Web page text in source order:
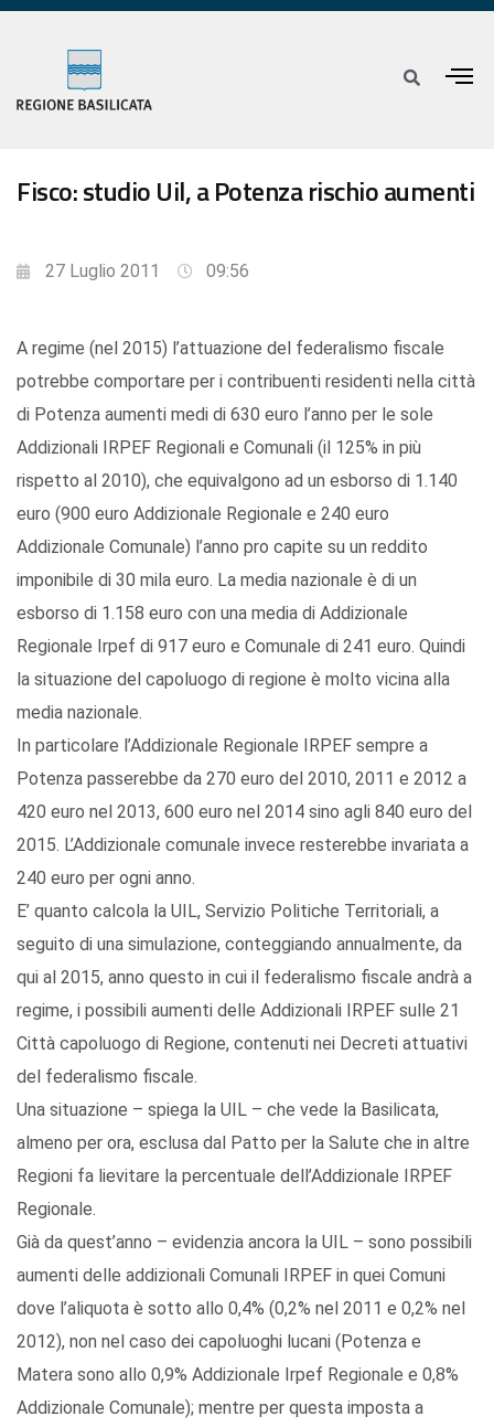
Fisco: studio Uil, a Potenza rischio aumenti
27 Luglio 2011 09:56
A regime (nel 2015) l’attuazione del federalismo fiscale
potrebbe comportare per i contribuenti residenti nella città
di Potenza aumenti medi di 630 euro l’anno per le sole
Addizionali IRPEF Regionali e Comunali (il 125% in più
rispetto al 2010), che equivalgono ad un esborso di 1.140
euro (900 euro Addizionale Regionale e 240 euro
Addizionale Comunale) l’anno pro capite su un reddito
imponibile di 30 mila euro. La media nazionale è di un
esborso di 1.158 euro con una media di Addizionale
Regionale Irpef di 917 euro e Comunale di 241 euro. Quindi
la situazione del capoluogo di regione è molto vicina alla
media nazionale.
In particolare l’Addizionale Regionale IRPEF sempre a
Potenza passerebbe da 270 euro del 2010, 2011 e 2012 a
420 euro nel 2013, 600 euro nel 2014 sino agli 840 euro del
2015. L’Addizionale comunale invece resterebbe invariata a
240 euro per ogni anno.
E’ quanto calcola la UIL, Servizio Politiche Territoriali, a
seguito di una simulazione, conteggiando annualmente, da
qui al 2015, anno questo in cui il federalismo fiscale andrà a
regime, i possibili aumenti delle Addizionali IRPEF sulle 21
Città capoluogo di Regione, contenuti nei Decreti attuativi
del federalismo fiscale.
Una situazione – spiega la UIL – che vede la Basilicata,
almeno per ora, esclusa dal Patto per la Salute che in altre
Regioni fa lievitare la percentuale dell’Addizionale IRPEF
Regionale.
Già da quest’anno – evidenzia ancora la UIL – sono possibili
aumenti delle addizionali Comunali IRPEF in quei Comuni
dove l’aliquota è sotto allo 0,4% (0,2% nel 2011 e 0,2% nel
2012), non nel caso dei capoluoghi lucani (Potenza e
Matera sono allo 0,9% Addizionale Irpef Regionale e 0,8%
Addizionale Comunale); mentre per questa imposta a